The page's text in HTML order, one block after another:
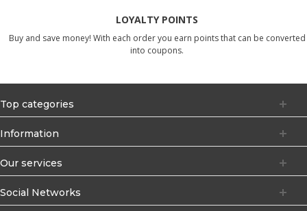
LOYALTY POINTS
Buy and save money! With each order you earn points that can be converted
into coupons.
Top categories
Information
Our services
Social Networks